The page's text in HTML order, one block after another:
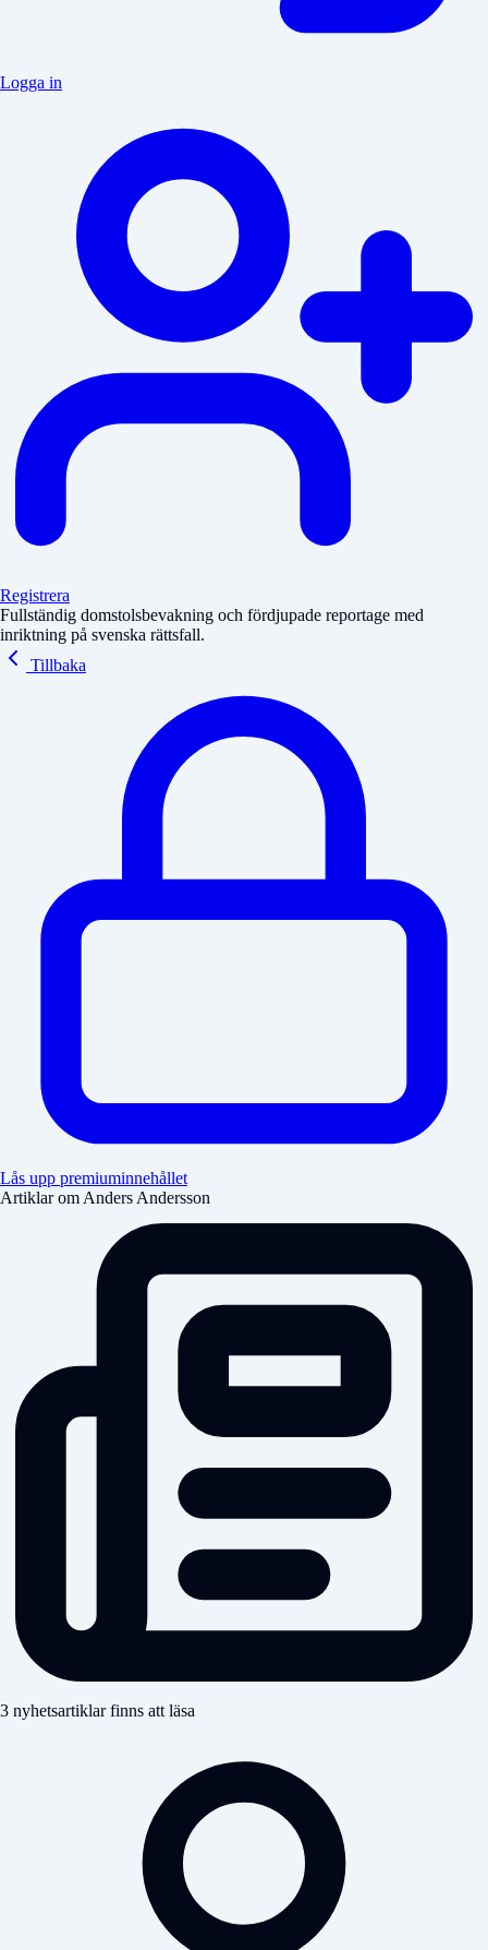
Logga in
Registrera
Fullständig domstolsbevakning och fördjupade reportage med
inriktning på svenska rättsfall.
Tillbaka
Lås upp premiuminnehållet
Artiklar om Anders Andersson
3 nyhetsartiklar finns att läsa